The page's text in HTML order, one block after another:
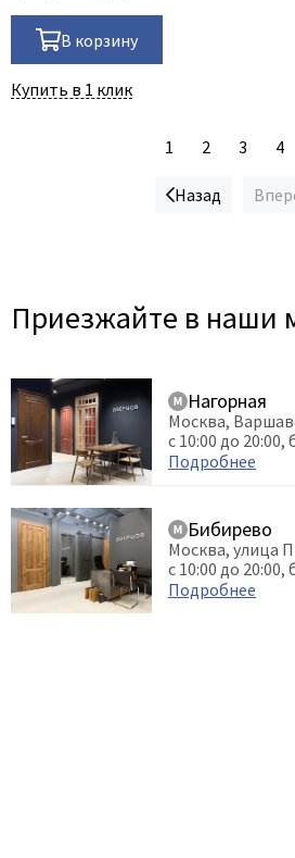
В корзину
Купить в 1 клик
Назад
1 2 3 4
Приезжайте в наши
Нагорная
Москва,
с 10:00 до
Подробнее
Бибирево
Москва, улица
с 10:00 до
Подробнее